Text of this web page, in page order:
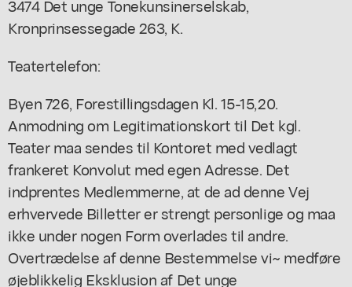
3474 Det unge Tonekunsinerselskab,
Kronprinsessegade 263, K.
Teatertelefon:
Byen 726, Forestillingsdagen Kl. 15-15,20.
Anmodning om Legitimationskort til Det kgl.
Teater maa sendes til Kontoret med vedlagt
frankeret Konvolut med egen Adresse. Det
indprentes Medlemmerne, at de ad denne Vej
erhvervede Billetter er strengt personlige og maa
ikke under nogen Form overlades til andre.
Overtrædelse af denne Bestemmelse vi~ medføre
øjeblikkelig Eksklusion af Det unge